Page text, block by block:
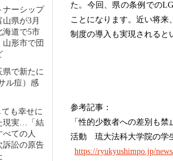
た。今回、県の条例での
ことになります。近い将来
制度の導入も実現されると
参考記事：
「性的少数者への差別も
活動 琉大法科大学院の学
https://ryukyushimpo.jp/
ナーシップ
県が3月
海道で5市
山形市で団
県で新たに
ル痘）感
も幸せに
現実…「結
ての人
訴訟の原告